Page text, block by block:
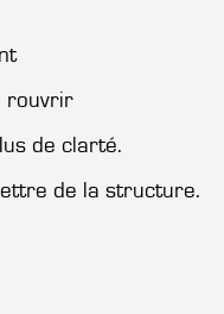
rouvrir
de clarté.
de la structure.